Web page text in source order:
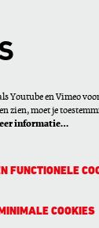
Youtube en Vimeo
zien, moet je
informatie…
FUNCTIONELE
COOKIES